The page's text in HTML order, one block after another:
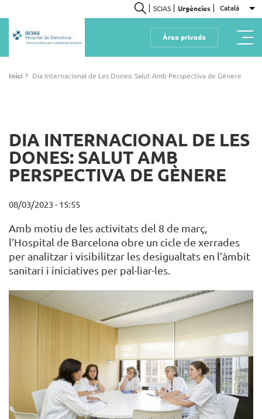
al
contingut
Cerca
SCIAS Urgències Català
Centre exclusiu per a Assistència Sanitària
Àrea privada
Fil
Inici › Dia Internacional de Les Dones: Salut Amb Perspectiva de Gènere
DIA INTERNACIONAL DE LES
DONES: SALUT AMB
PERSPECTIVA DE GÈNERE
08/03/2023 - 15:55
Amb motiu de les activitats del 8 de març,
l’Hospital de Barcelona obre un cicle de xerrades
per analitzar i visibilitzar les desigualtats en l’àmbit
sanitari i iniciatives per pal·liar-les.